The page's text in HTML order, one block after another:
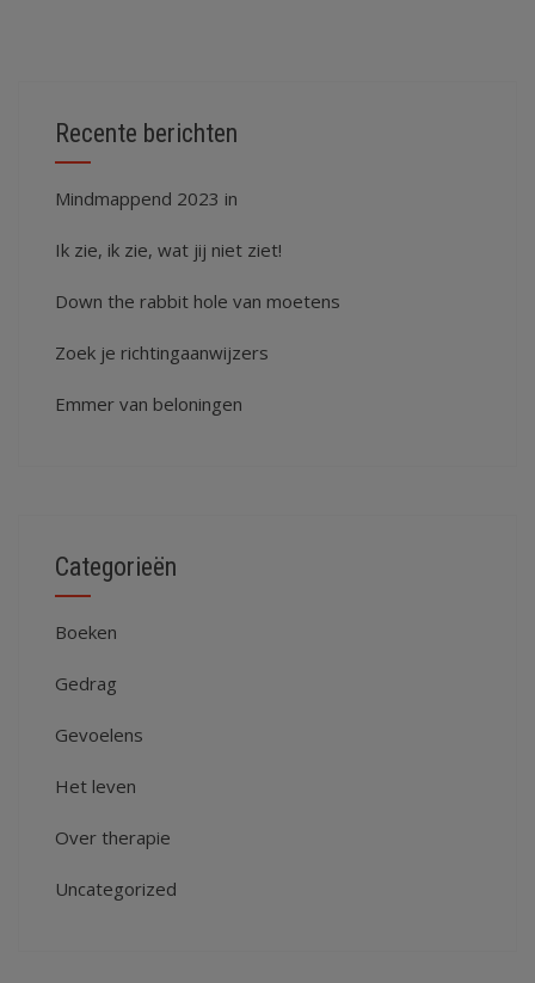
Recente berichten
Mindmappend 2023 in
Ik zie, ik zie, wat jij niet ziet!
Down the rabbit hole van moetens
Zoek je richtingaanwijzers
Emmer van beloningen
Categorieën
Boeken
Gedrag
Gevoelens
Het leven
Over therapie
Uncategorized